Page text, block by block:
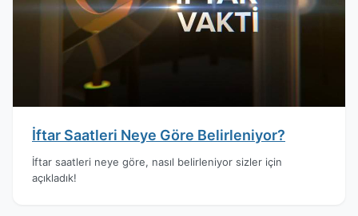
İftar Saatleri Neye Göre Belirleniyor?
İftar saatleri neye göre, nasıl belirleniyor sizler için
açıkladık!